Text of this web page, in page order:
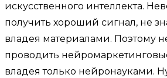
искусственного интеллекта.
получить хороший сигнал, не
владея материалами. Поэтому
проводить
владея только нейронауками.